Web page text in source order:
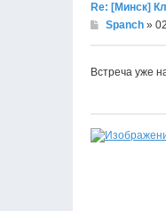
Re: [Минск]
Spanch »
Встреча уже